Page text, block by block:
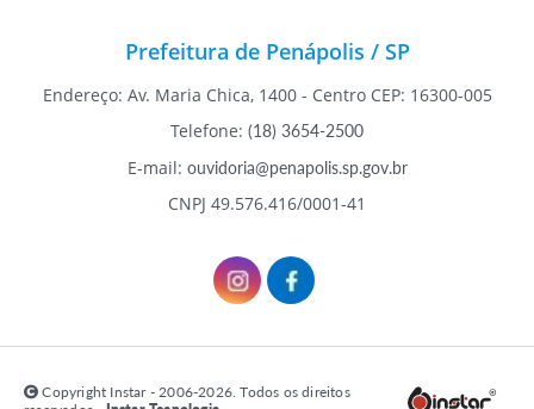
Prefeitura de Penápolis / SP
Endereço: Av. Maria Chica, 1400 - Centro CEP: 16300-005
Telefone: (18) 3654-2500
E-mail: ouvidoria@penapolis.sp.gov.br
CNPJ 49.576.416/0001-41
Copyright Instar - 2006-2026. Todos os direitos